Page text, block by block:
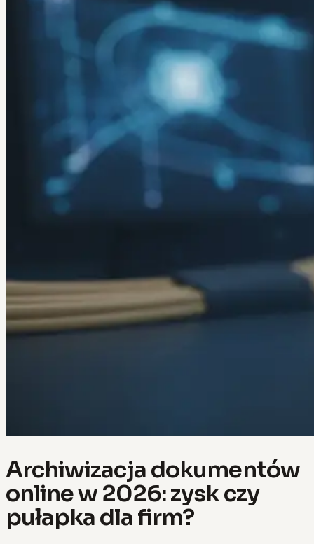
Archiwizacja dokumentów
online w 2026: zysk czy
pułapka dla firm?